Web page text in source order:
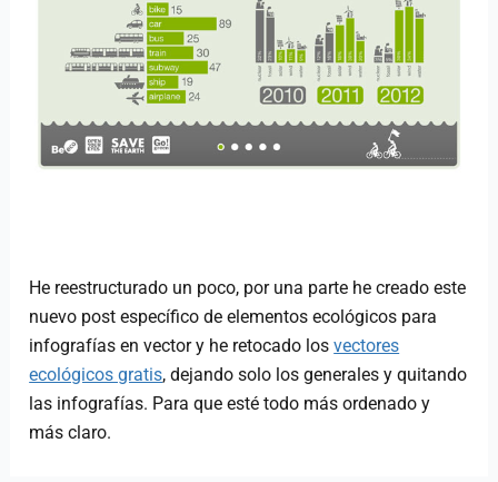
He reestructurado un poco, por una parte he creado este
nuevo post específico de elementos ecológicos para
infografías en vector y he retocado losvectores
ecológicos gratis, dejando solo los generales y quitando
las infografías. Para que esté todo más ordenado y
más claro.